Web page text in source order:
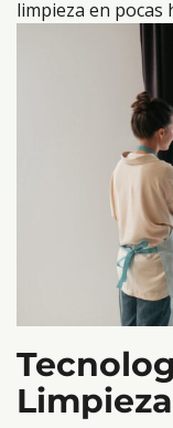
limpieza en pocas